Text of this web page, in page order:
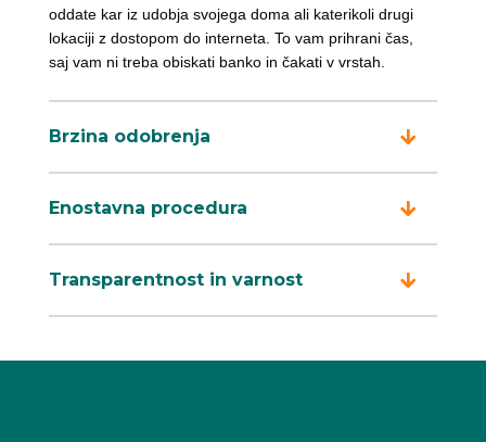
oddate kar iz udobja svojega doma ali katerikoli drugi
lokaciji z dostopom do interneta. To vam prihrani čas,
saj vam ni treba obiskati banko in čakati v vrstah.
Brzina odobrenja
Enostavna procedura
Transparentnost in varnost